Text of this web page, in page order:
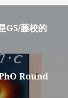
G5/藤校的
Round